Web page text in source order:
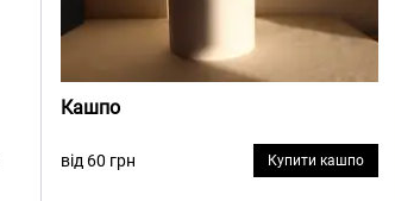
Кашпо
від 60 грн Купити кашпо